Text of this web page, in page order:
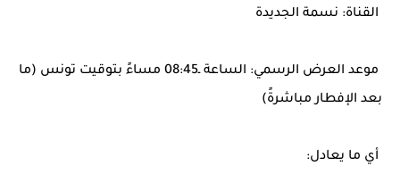
القناة: نسمة الجديدة
موعد العرض الرسمي: الساعة ـ08:45 مساءً بتوقيت تونس (ما
بعد الإفطار مباشرةً)
أي ما يعادل: